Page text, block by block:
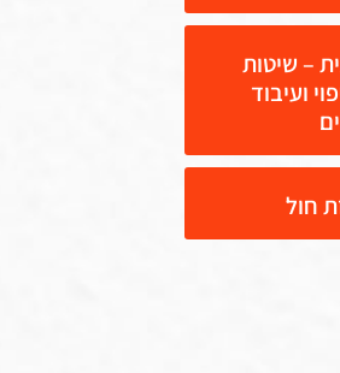
– שיטות
ועיבוד
חול